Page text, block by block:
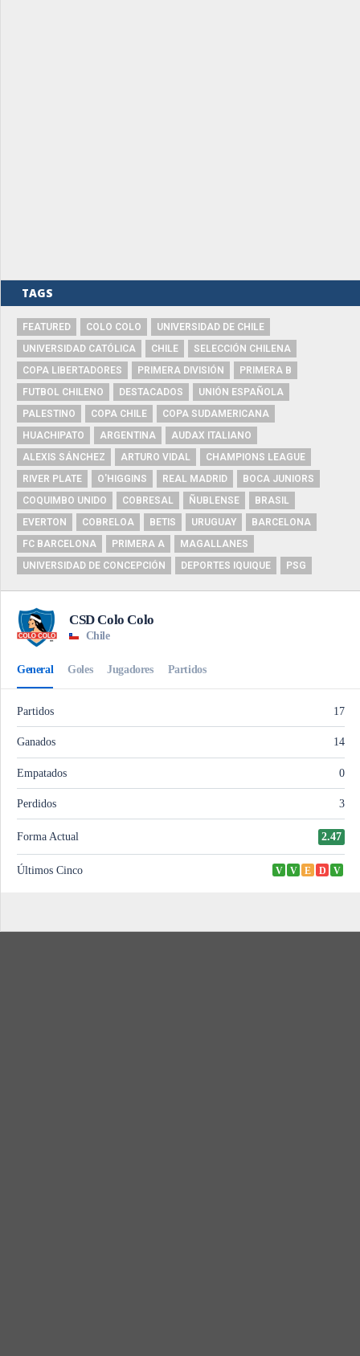
TAGS
FEATURED COLO COLO
UNIVERSIDAD DE CHILE
UNIVERSIDAD CATÓLICA
CHILE
SELECCIÓN CHILENA
COPA LIBERTADORES
PRIMERA DIVISIÓN
PRIMERA B
FUTBOL CHILENO
DESTACADOS
UNIÓN ESPAÑOLA
PALESTINO
COPA CHILE
COPA SUDAMERICANA
HUACHIPATO
ARGENTINA
AUDAX ITALIANO
ALEXIS SÁNCHEZ
ARTURO VIDAL
CHAMPIONS LEAGUE
RIVER PLATE
O'HIGGINS REAL MADRID
BOCA JUNIORS
COQUIMBO UNIDO
COBRESAL ÑUBLENSE
BRASIL
EVERTON
COBRELOA BETIS URUGUAY
BARCELONA
FC BARCELONA
PRIMERA A
MAGALLANES
UNIVERSIDAD DE CONCEPCIÓN
DEPORTES IQUIQUE PSG